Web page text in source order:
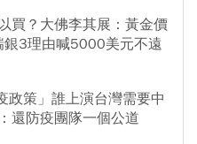
買？大佛李其展：黃金價
3理由喊5000美元不遠
政策」誰上演台灣需要中
還防疫團隊一個公道